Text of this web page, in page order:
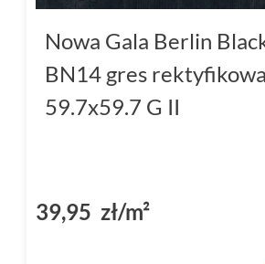
Nowa Gala Berlin
BN14 gres
59.7x59.7 G II
39,95 zł/m²